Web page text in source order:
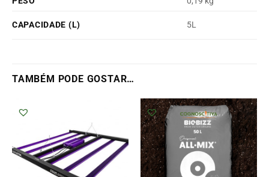
CAPACIDADE (L) 5L
TAMBÉM PODE GOSTAR…